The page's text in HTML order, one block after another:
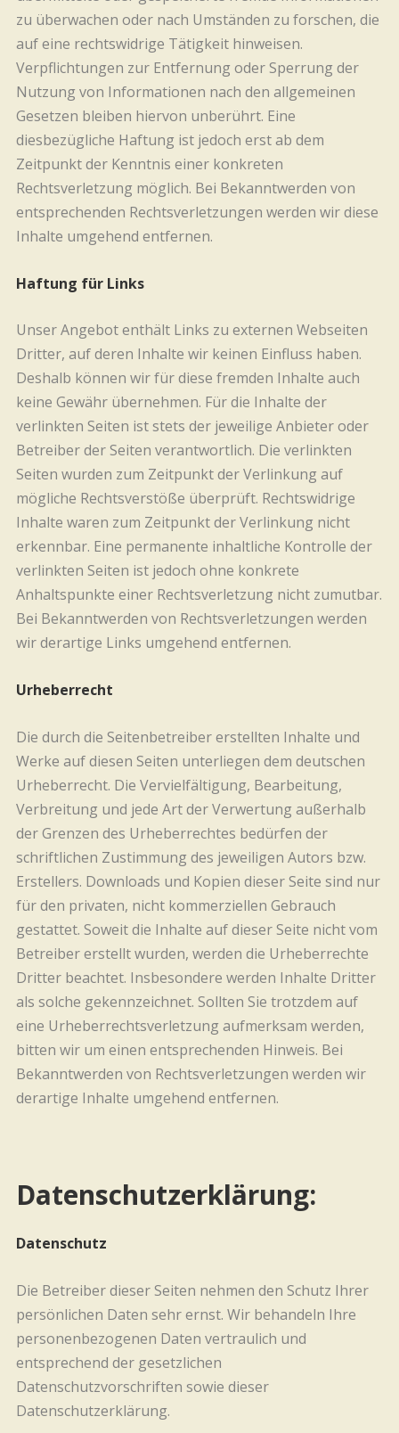
zu überwachen oder nach Umständen zu forschen, die
auf eine rechtswidrige Tätigkeit hinweisen.
Verpflichtungen zur Entfernung oder Sperrung der
Nutzung von Informationen nach den allgemeinen
Gesetzen bleiben hiervon unberührt. Eine
diesbezügliche Haftung ist jedoch erst ab dem
Zeitpunkt der Kenntnis einer konkreten
Rechtsverletzung möglich. Bei Bekanntwerden von
entsprechenden Rechtsverletzungen werden wir diese
Inhalte umgehend entfernen.
Haftung für Links
Unser Angebot enthält Links zu externen Webseiten
Dritter, auf deren Inhalte wir keinen Einfluss haben.
Deshalb können wir für diese fremden Inhalte auch
keine Gewähr übernehmen. Für die Inhalte der
verlinkten Seiten ist stets der jeweilige Anbieter oder
Betreiber der Seiten verantwortlich. Die verlinkten
Seiten wurden zum Zeitpunkt der Verlinkung auf
mögliche Rechtsverstöße überprüft. Rechtswidrige
Inhalte waren zum Zeitpunkt der Verlinkung nicht
erkennbar. Eine permanente inhaltliche Kontrolle der
verlinkten Seiten ist jedoch ohne konkrete
Anhaltspunkte einer Rechtsverletzung nicht zumutbar.
Bei Bekanntwerden von Rechtsverletzungen werden
wir derartige Links umgehend entfernen.
Urheberrecht
Die durch die Seitenbetreiber erstellten Inhalte und
Werke auf diesen Seiten unterliegen dem deutschen
Urheberrecht. Die Vervielfältigung, Bearbeitung,
Verbreitung und jede Art der Verwertung außerhalb
der Grenzen des Urheberrechtes bedürfen der
schriftlichen Zustimmung des jeweiligen Autors bzw.
Erstellers. Downloads und Kopien dieser Seite sind nur
für den privaten, nicht kommerziellen Gebrauch
gestattet. Soweit die Inhalte auf dieser Seite nicht vom
Betreiber erstellt wurden, werden die Urheberrechte
Dritter beachtet. Insbesondere werden Inhalte Dritter
als solche gekennzeichnet. Sollten Sie trotzdem auf
eine Urheberrechtsverletzung aufmerksam werden,
bitten wir um einen entsprechenden Hinweis. Bei
Bekanntwerden von Rechtsverletzungen werden wir
derartige Inhalte umgehend entfernen.
Datenschutzerklärung:
Datenschutz
Die Betreiber dieser Seiten nehmen den Schutz Ihrer
persönlichen Daten sehr ernst. Wir behandeln Ihre
personenbezogenen Daten vertraulich und
entsprechend der gesetzlichen
Datenschutzvorschriften sowie dieser
Datenschutzerklärung.